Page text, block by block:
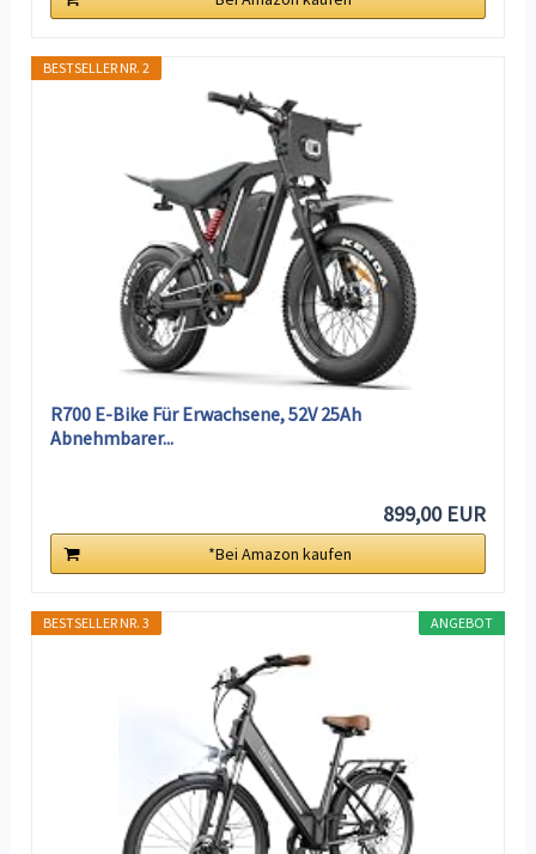
BESTSELLER NR. 2
R700 E-Bike Für Erwachsene, 52V 25Ah
Abnehmbarer...
899,00 EUR
*Bei Amazon kaufen
ANGEBOT
BESTSELLER NR. 3